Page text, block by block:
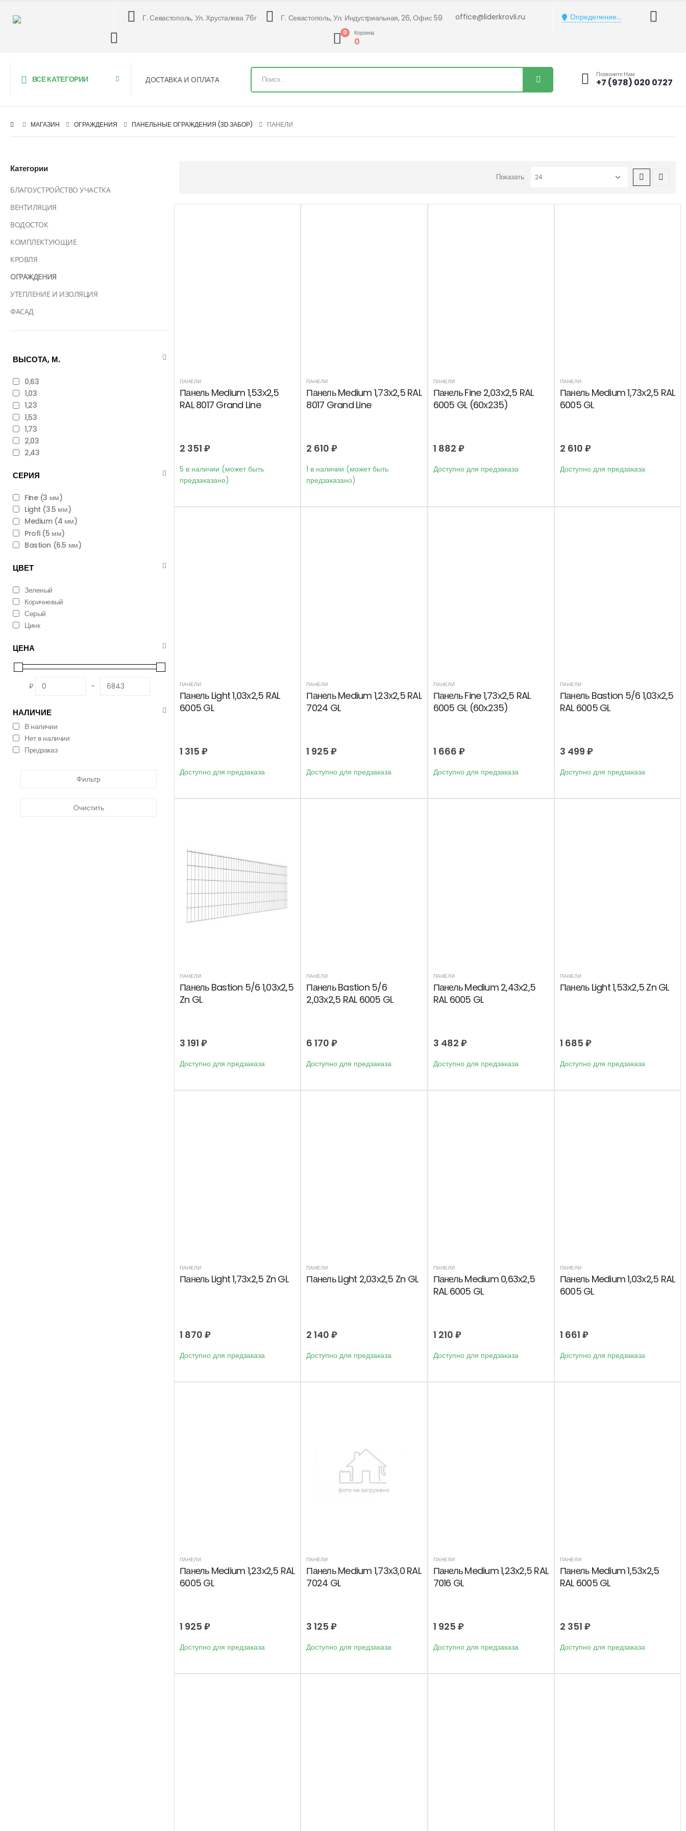
Г. Севастополь, Ул. Хрусталева 76г Г. Севастополь, Ул. Индустриальная, 26, Офис 59 office@liderkrovli.ru Определение...
0 Корзина
0
ВСЕ КАТЕГОРИИ ДОСТАВКА И ОПЛАТА
Позвоните Нам
+7 (978) 020 0727
МАГАЗИН ОГРАЖДЕНИЯ ПАНЕЛЬНЫЕ ОГРАЖДЕНИЯ (3D ЗАБОР) ПАНЕЛИ
Показать:
ПАНЕЛИ
Панель Medium 1,53х2,5
RAL 8017 Grand Line
2 351 ₽
5 в наличии (может быть
предзаказано)
ПАНЕЛИ
Панель Medium 1,73х2,5 RAL
8017 Grand Line
2 610₽
1 в наличии (может быть
предзаказано)
ПАНЕЛИ
Панель Fine 2,03х2,5 RAL
6005 GL (60х235)
1 882 ₽
Доступно для предзаказа
ПАНЕЛИ
Панель Medium 1,73х2,5 RAL
6005 GL
2 610 ₽
Доступно для предзаказа
ПАНЕЛИ
Панель Light 1,03х2,5 RAL
6005 GL
1 315 ₽
Доступно для предзаказа
ПАНЕЛИ
Панель Medium 1,23х2,5 RAL
7024 GL
1 925₽
Доступно для предзаказа
ПАНЕЛИ
Панель Fine 1,73х2,5 RAL
6005 GL (60х235)
1 666 ₽
Доступно для предзаказа
ПАНЕЛИ
Панель Bastion 5/6 1,03х2,5
RAL 6005 GL
3 499 ₽
Доступно для предзаказа
ПАНЕЛИ
Панель Bastion 5/6 1,03х2,5
Zn GL
3 191 ₽
Доступно для предзаказа
ПАНЕЛИ
Панель Bastion 5/6
2,03х2,5 RAL 6005 GL
6 170₽
Доступно для предзаказа
ПАНЕЛИ
Панель Medium 2,43х2,5
RAL 6005 GL
3 482 ₽
Доступно для предзаказа
ПАНЕЛИ
Панель Light 1,53х2,5 Zn GL
1 685 ₽
Доступно для предзаказа
ПАНЕЛИ
Панель Light 1,73х2,5 Zn GL
1 870 ₽
Доступно для предзаказа
ПАНЕЛИ
Панель Light 2,03х2,5 Zn GL
2 140₽
Доступно для предзаказа
ПАНЕЛИ
Панель Medium 0,63х2,5
RAL 6005 GL
1 210 ₽
Доступно для предзаказа
ПАНЕЛИ
Панель Medium 1,03х2,5 RAL
6005 GL
1 661 ₽
Доступно для предзаказа
ПАНЕЛИ
Панель Medium 1,23х2,5 RAL
6005 GL
1 925 ₽
Доступно для предзаказа
ПАНЕЛИ
Панель Medium 1,73х3,0 RAL
7024 GL
3 125₽
Доступно для предзаказа
ПАНЕЛИ
Панель Medium 1,23х2,5 RAL
7016 GL
1 925 ₽
Доступно для предзаказа
ПАНЕЛИ
Панель Medium 1,53х2,5
RAL 6005 GL
2 351 ₽
Доступно для предзаказа
Категории
БЛАГОУСТРОЙСТВО УЧАСТКА
ВЕНТИЛЯЦИЯ
ВОДОСТОК
КОМПЛЕКТУЮЩИЕ
КРОВЛЯ
ОГРАЖДЕНИЯ
УТЕПЛЕНИЕ И ИЗОЛЯЦИЯ
ФАСАД
ВЫСОТА, М.
0,63
1,03
1,23
1,53
1,73
2,03
2,43
СЕРИЯ
Fine (3 мм)
Light (3.5 мм)
Medium (4 мм)
Profi (5 мм)
Bastion (6.5 мм)
ЦВЕТ
Зеленый
Коричневый
Серый
Цинк
ЦЕНА
₽ -
НАЛИЧИЕ
В наличии
Нет в наличии
Предзаказ
Фильтр
Очистить